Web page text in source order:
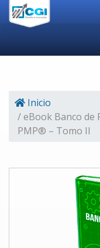
Inicio
/ eBook Banco de
PMP® – Tomo II